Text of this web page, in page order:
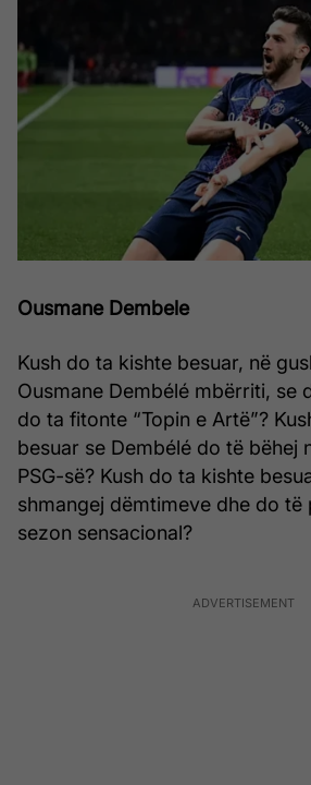
Ousmane Dembele
Kush do ta kishte besuar, në
Ousmane Dembélé mbërriti, se
do ta fitonte “Topin e Artë”?
besuar se Dembélé do të bëhej
PSG-së? Kush do ta kishte
shmangej dëmtimeve dhe do të
sezon sensacional?